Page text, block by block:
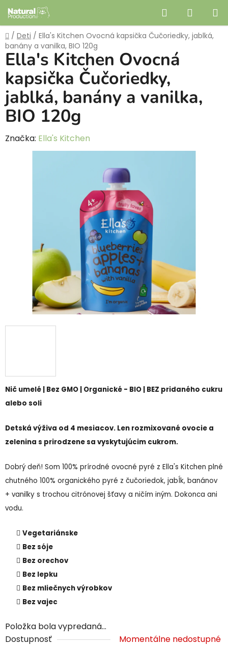
na
obsah
Hľadať
KOŠÍK
Domov
/ Deti / Ella's Kitchen Ovocná kapsička Čučoriedky, jablká,
banány a vanilka, BIO 120g
Nič umelé | Bez GMO | Organické - BIO | BEZ pridaného cukru
alebo soli
Detská výživa od 4 mesiacov. Len rozmixované ovocie a
zelenina s prirodzene sa vyskytujúcim cukrom.
Dobrý deň! Som 100% prírodné ovocné pyré z Ella's Kitchen plné
chutného 100% organického pyré z čučoriedok, jabĺk, banánov
+ vanilky s trochou citrónovej šťavy a ničím iným. Dokonca ani
vodu.
Vegetariánske
Bez sóje
Bez orechov
Bez lepku
Bez mliečnych výrobkov
Bez vajec
Položka bola vypredaná…
Dostupnosť
Momentálne nedostupné
Ella's Kitchen Ovocná
kapsička Čučoriedky,
jablká, banány a vanilka,
BIO 120g
Značka: Ella's Kitchen